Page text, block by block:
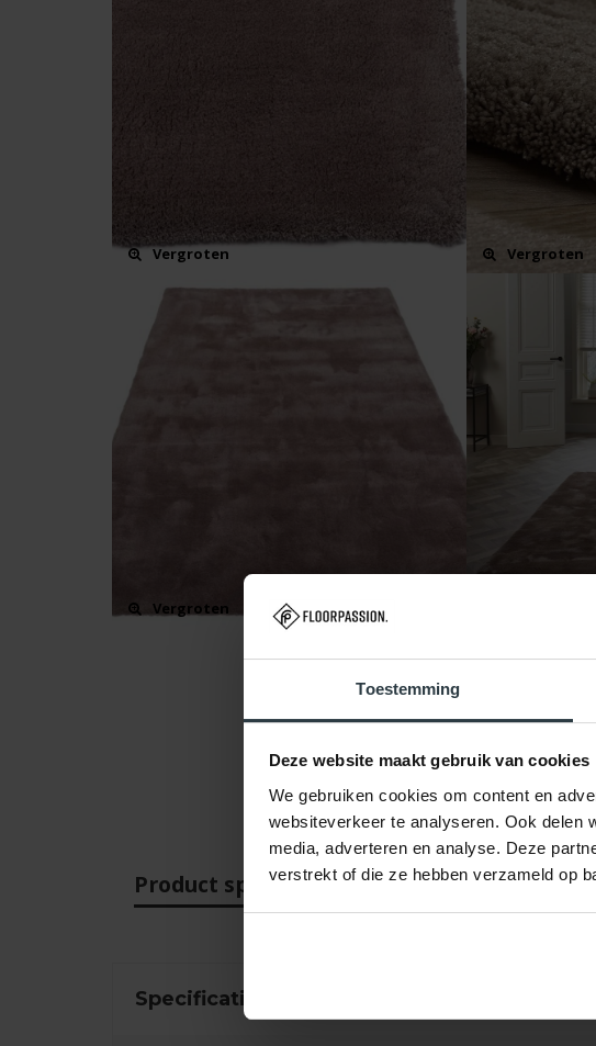
Toestemming
Deze website maakt gebruik van cookies
We gebruiken cookies om content en
websiteverkeer te analyseren. Ook delen
media, adverteren en analyse. Deze
verstrekt of die ze hebben verzameld op
Vergroten Vergroten
Vergroten
Product specificaties
Specificaties